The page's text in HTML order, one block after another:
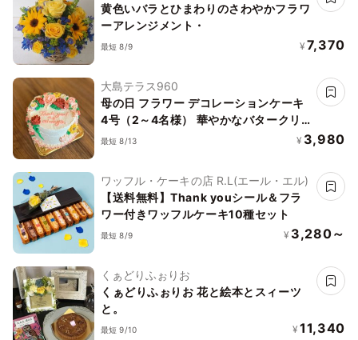
花歩
黄色いバラとひまわりのさわやかフラワ
ーアレンジメント・
最短 8/9 ¥ 7,370
大島テラス960
母の日 フラワー デコレーションケーキ
4号（2～4名様） 華やかなバタークリ
ーム仕上げ｜メッセージカード対応｜冷
最短 8/13 ¥ 3,980
ワッフル・ケーキの店 R.L(エール・エル)
【送料無料】Thank youシール＆フラ
ワー付きワッフルケーキ10種セット
最短 8/9 ¥ 3,280～
くぁどりふぉりお
くぁどりふぉりお 花と絵本とスィーツ
と。
最短 9/10 ¥ 11,340